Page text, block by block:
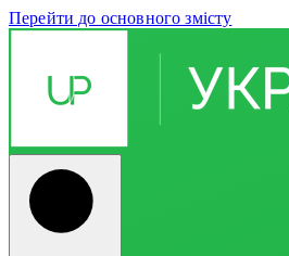
Перейти до основного змісту